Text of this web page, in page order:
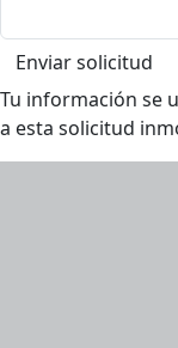
Enviar solicitud
Tu información se
a esta solicitud